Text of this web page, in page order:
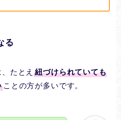
る
、たとえ紐づけられていても
ことの方が多いです。